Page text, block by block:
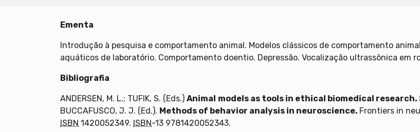
Ementa
Introdução à pesquisa e comportamento animal. Modelos clássicos de comportamento
aquáticos de laboratório. Comportamento doentio. Depressão. Vocalização ultrassônica em
Bibliografia
ANDERSEN, M. L.; TUFIK, S. (Eds.) Animal models as tools in ethical biomedical research.
BUCCAFUSCO, J. J. (Ed.). Methods of behavior analysis in neuroscience. Frontiers in
ISBN 1420052349. ISBN-13 9781420052343.